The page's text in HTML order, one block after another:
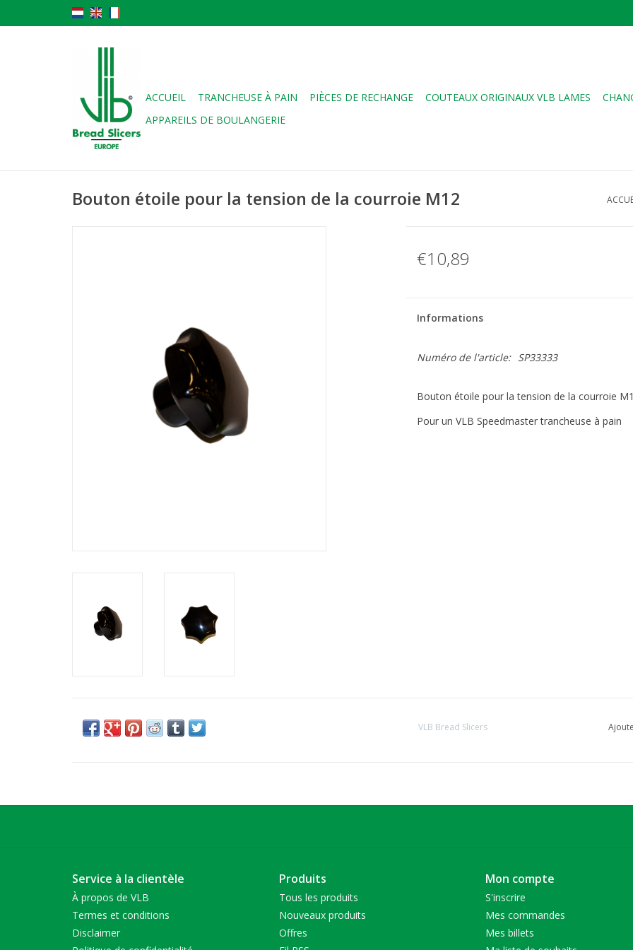
ACCUEIL TRANCHEUSE À PAIN PIÈCES DE RECHANGE COUTEAUX ORIGINAUX VLB LAMES
APPAREILS DE BOULANGERIE
Bouton étoile pour la tension de la courroie M12
€10,89
Informations
Numéro de l'article: SP33333
Bouton étoile pour la tension de la courroie
Pour un VLB Speedmaster trancheuse à pain
VLB Bread Slicers
Service à la clientèle
À propos de VLB
Termes et conditions
Disclaimer
Produits
Tous les produits
Nouveaux produits
Offres
Mon compte
S'inscrire
Mes commandes
Mes billets